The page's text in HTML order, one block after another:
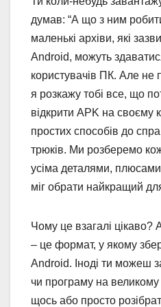
думав: “А що з ним
маленькі архіви, які
Android, можуть
користувачів ПК. Але не
я розкажу тобі все, що
відкрити APK на своєму
простих способів до
трюків. Ми розберемо
усіма деталями,
міг обрати найкращий
Чому це взагалі
– це формат, у якому
Android. Іноді ти можеш
чи програму на великому
щось або просто